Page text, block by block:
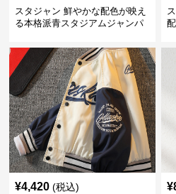
スタジャン 鮮やかな配色が映え
る本格派青スタジアムジャンパ
¥4,420 (税込) ¥